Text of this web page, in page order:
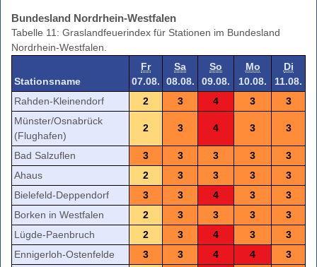
Bundesland Nordrhein-Westfalen
Tabelle 11: Graslandfeuerindex für Stationen im Bundesland
Nordrhein-Westfalen.
Stationsname
Fr
07.08.
Sa
08.08.
So
09.08.
Mo
10.08.
Di
11.08.
Rahden-Kleinendorf
2 3 4 3
3
Münster/Osnabrück
(Flughafen)
2 3 4 3 3
Bad Salzuflen 3 3 3 3
3
Ahaus
2 3 3 3
3
Bielefeld-Deppendorf
3 3 4 3
3
Borken in Westfalen
2 3 3 3
3
Lügde-Paenbruch
2 3 4 3
3
Ennigerloh-Ostenfelde
3 3 4 4
3